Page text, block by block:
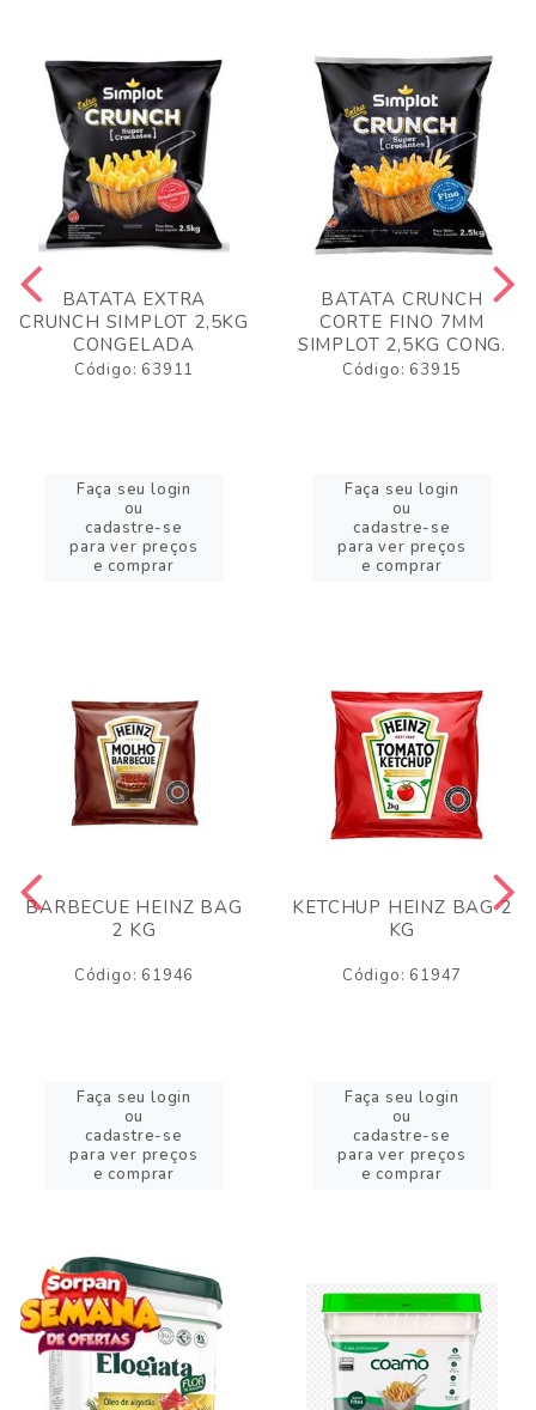
BATATA EXTRA
CRUNCH SIMPLOT 2,5KG
CONGELADA
Código: 63911
Faça seu login
ou
cadastre-se
para ver preços
e comprar
BATATA CRUNCH
CORTE FINO 7MM
SIMPLOT 2,5KG CONG.
Código: 63915
Faça seu login
ou
cadastre-se
para ver preços
e comprar
BARBECUE HEINZ BAG
2 KG
Código: 61946
Faça seu login
ou
cadastre-se
para ver preços
e comprar
KETCHUP HEINZ BAG 2
KG
Código: 61947
Faça seu login
ou
cadastre-se
para ver preços
e comprar